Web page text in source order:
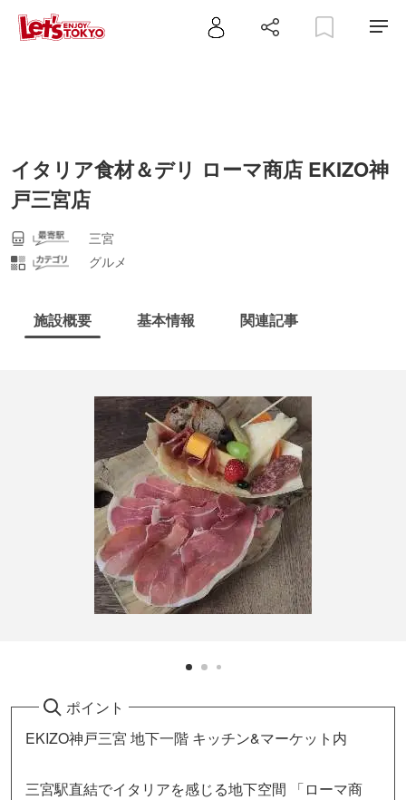
イタリア食材＆デリ ローマ商店 EKIZO神
戸三宮店
三宮
グルメ
施設概要 基本情報 関連記事
ポイント
EKIZO神戸三宮 地下一階 キッチン&マーケット内
三宮駅直結でイタリアを感じる地下空間 「ローマ商